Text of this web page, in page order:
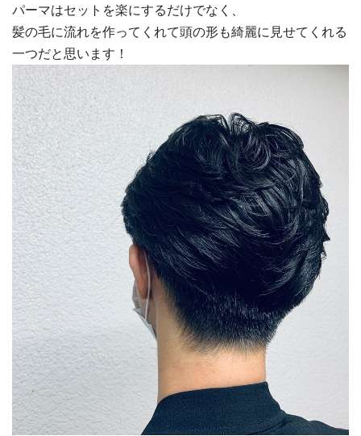
パーマはセットを楽にするだけでなく、
髪の毛に流れを作ってくれて頭の形も綺麗に見せてくれる
一つだと思います！